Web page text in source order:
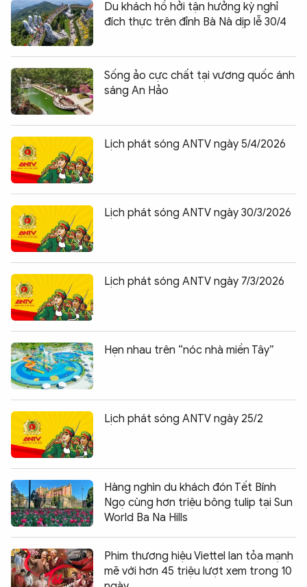
Du khách hồ hởi tận hưởng kỳ nghỉ
đích thực trên đỉnh Bà Nà dịp lễ 30/4
Sống ảo cực chất tại vương quốc ánh
sáng An Hảo
Lịch phát sóng ANTV ngày 5/4/2026
Lịch phát sóng ANTV ngày 30/3/2026
Lịch phát sóng ANTV ngày 7/3/2026
Hẹn nhau trên “nóc nhà miền Tây”
Lịch phát sóng ANTV ngày 25/2
Hàng nghìn du khách đón Tết Bính
Ngọ cùng hơn triệu bông tulip tại Sun
World Ba Na Hills
Phim thương hiệu Viettel lan tỏa mạnh
mẽ với hơn 45 triệu lượt xem trong 10